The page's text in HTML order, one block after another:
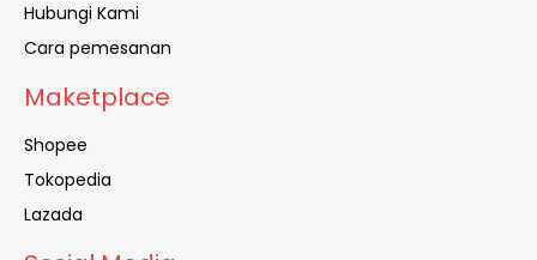
Hubungi Kami
Cara pemesanan
Maketplace
Shopee
Tokopedia
Lazada